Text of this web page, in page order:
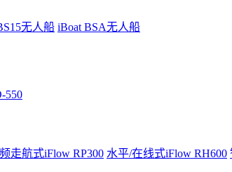
无人船 iBoat BSA无人船
550
走航式iFlow RP300 水平/在线式iFlow RH600